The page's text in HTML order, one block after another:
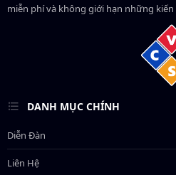
miễn phí và không giới hạn những
DANH MỤC CHÍNH
Diễn Đàn
Liên Hệ